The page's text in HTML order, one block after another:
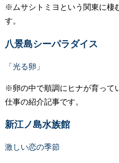
※ムサシトミヨという関東に棲
す。
八景島シーパラダイス
「光る卵」
※卵の中で順調にヒナが育って
仕事の紹介記事です。
新江ノ島水族館
激しい恋の季節